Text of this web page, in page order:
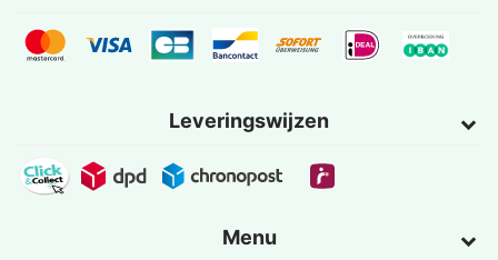
Leveringswijzen
Menu